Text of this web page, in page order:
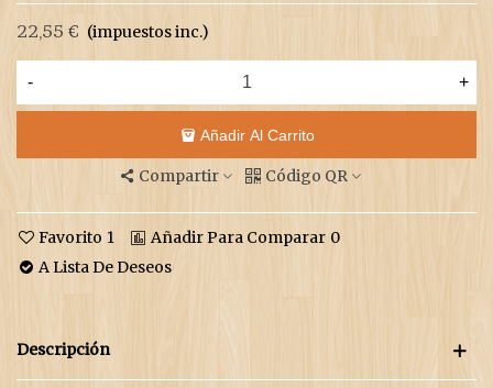
22,55 € (impuestos inc.)
- +
Añadir Al Carrito
Compartir Código QR
Favorito 1 Añadir Para Comparar 0
A Lista De Deseos
Descripción